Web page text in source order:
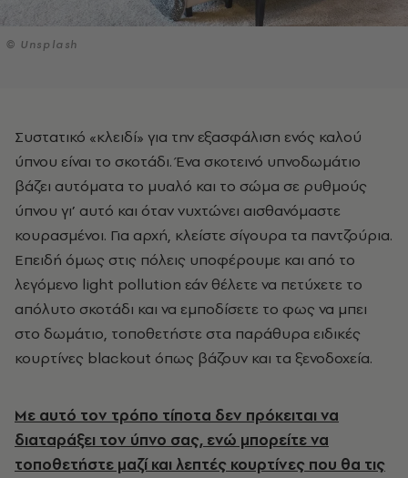
© Unsplash
Συστατικό «κλειδί» για την εξασφάλιση ενός καλού
ύπνου είναι το σκοτάδι. Ένα σκοτεινό υπνοδωμάτιο
βάζει αυτόματα το μυαλό και το σώμα σε ρυθμούς
ύπνου γι’ αυτό και όταν νυχτώνει αισθανόμαστε
κουρασμένοι. Για αρχή, κλείστε σίγουρα τα παντζούρια.
Επειδή όμως στις πόλεις υποφέρουμε και από το
λεγόμενο light pollution εάν θέλετε να πετύχετε το
απόλυτο σκοτάδι και να εμποδίσετε το φως να μπει
στο δωμάτιο, τοποθετήστε στα παράθυρα ειδικές
κουρτίνες blackout όπως βάζουν και τα ξενοδοχεία.
Με αυτό τον τρόπο τίποτα δεν πρόκειται να
διαταράξει τον ύπνο σας, ενώ μπορείτε να
τοποθετήστε μαζί και λεπτές κουρτίνες που θα τις